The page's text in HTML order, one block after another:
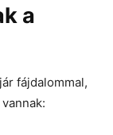
a
fájdalommal,